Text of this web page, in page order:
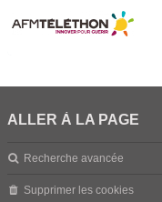
ALLER À LA PAGE
Recherche avancée
Supprimer les cookies